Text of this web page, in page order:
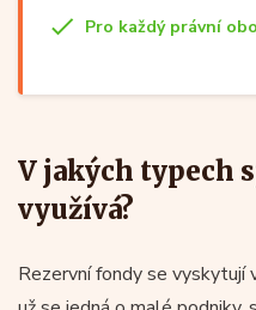
Pro každý právní
V jakých typech
využívá?
Rezervní fondy se vyskytují